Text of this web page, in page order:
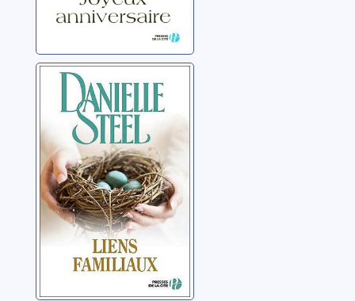
Liens familiaux:
roman
Steel, Danielle